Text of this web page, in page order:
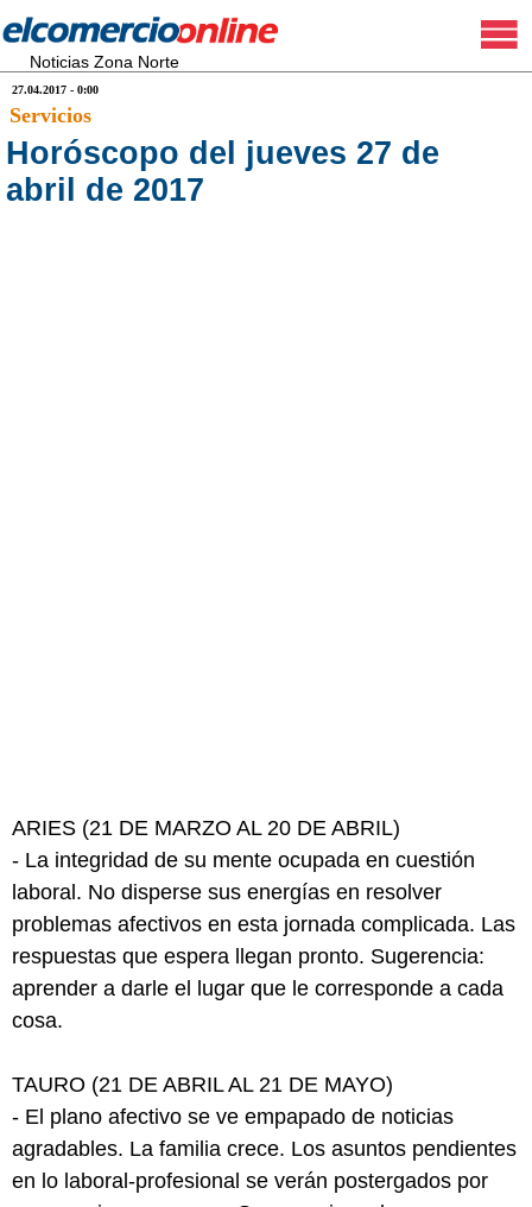
Noticias Zona Norte
27.04.2017 - 0:00
Servicios
Horóscopo del jueves 27 de
abril de 2017
ARIES (21 DE MARZO AL 20 DE ABRIL)
- La integridad de su mente ocupada en cuestión
laboral. No disperse sus energías en resolver
problemas afectivos en esta jornada complicada. Las
respuestas que espera llegan pronto. Sugerencia:
aprender a darle el lugar que le corresponde a cada
cosa.
TAURO (21 DE ABRIL AL 21 DE MAYO)
- El plano afectivo se ve empapado de noticias
agradables. La familia crece. Los asuntos pendientes
en lo laboral-profesional se verán postergados por